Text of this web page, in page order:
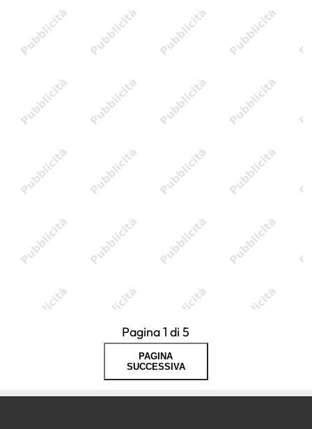
Pagina 1 di 5
PAGINA
SUCCESSIVA